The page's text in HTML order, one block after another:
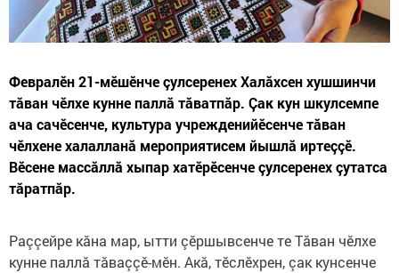
Февралӗн 21-мӗшӗнче çулсеренех Халăхсен хушшинчи
тăван чӗлхе кунне паллă тăватпăр. Çак кун шкулсемпе
ача сачӗсенче, культура учрежденийӗсенче тăван
чӗлхене халалланă мероприятисем йышлă иртеççӗ.
Вӗсене массăллă хыпар хатӗрӗсенче çулсеренех çутатса
тăратпăр.
Раççейре кăна мар, ытти çӗршывсенче те Тăван чӗлхе
кунне паллă тăваççӗ-мӗн. Акă, тӗслӗхрен, çак кунсенче